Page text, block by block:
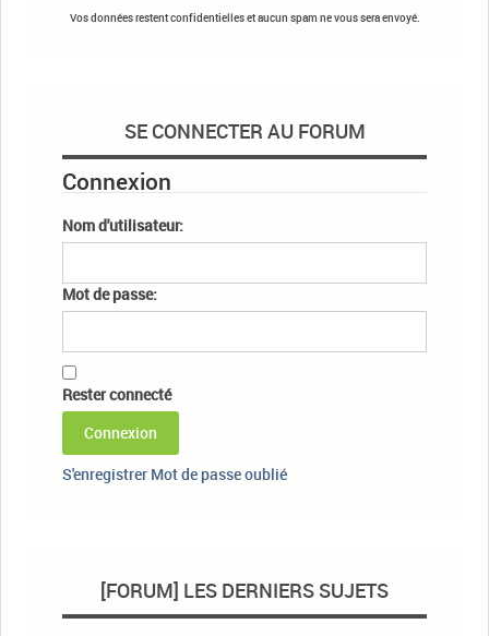
Vos données restent confidentielles et aucun spam ne vous sera envoyé.
SE CONNECTER AU FORUM
Connexion
Nom d'utilisateur:
Mot de passe:
Rester connecté
Connexion
S'enregistrer Mot de passe oublié
[FORUM] LES DERNIERS SUJETS